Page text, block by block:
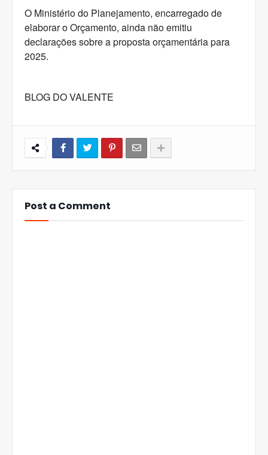
O Ministério do Planejamento, encarregado de
elaborar o Orçamento, ainda não emitiu
declarações sobre a proposta orçamentária para
2025.
BLOG DO VALENTE
Post a Comment